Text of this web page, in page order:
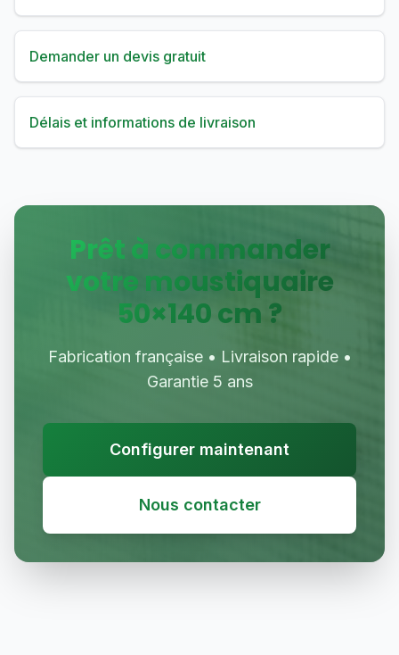
Demander un devis gratuit
Délais et informations de livraison
Prêt à commander
votre moustiquaire
50×140cm ?
Fabrication française • Livraison rapide •
Garantie 5 ans
Configurer maintenant
Nous contacter